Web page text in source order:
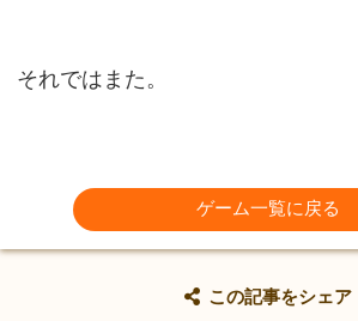
それではまた。
ゲーム一覧に戻る
この記事をシェア